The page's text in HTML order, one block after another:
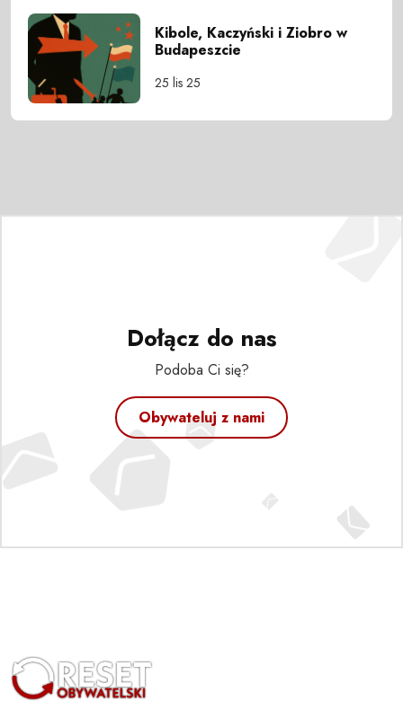
Kibole, Kaczyński i Ziobro w
Budapeszcie
25 lis 25
Dołącz do nas
Podoba Ci się?
Obywateluj z nami